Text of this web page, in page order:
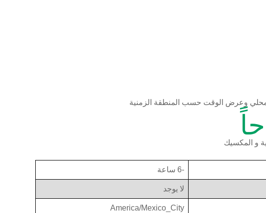
وعرض الوقت حسب المنطقة الزمنية
و المكسيك
-6 ساعة
لا يوجد
America/Mexico_City